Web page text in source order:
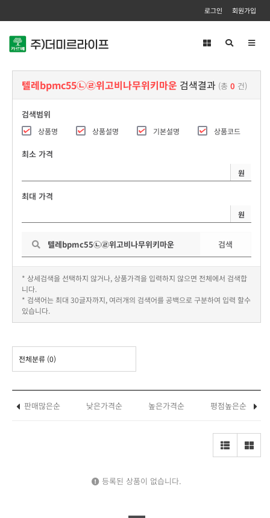
로그인 회원가입
텔레bpmc55㉡㉣위고비나무위키마운 검색결과 (총 0 건)
검색범위
상품명 상품설명 기본설명 상품코드
최소 가격
원
최대 가격
원
검색
* 상세검색을 선택하지 않거나, 상품가격을 입력하지 않으면 전체에서 검색합
니다.
* 검색어는 최대 30글자까지, 여러개의 검색어를 공백으로 구분하여 입력 할수
있습니다.
전체분류 (0)
판매많은순 낮은가격순 높은가격순 평점높은순
등록된 상품이 없습니다.